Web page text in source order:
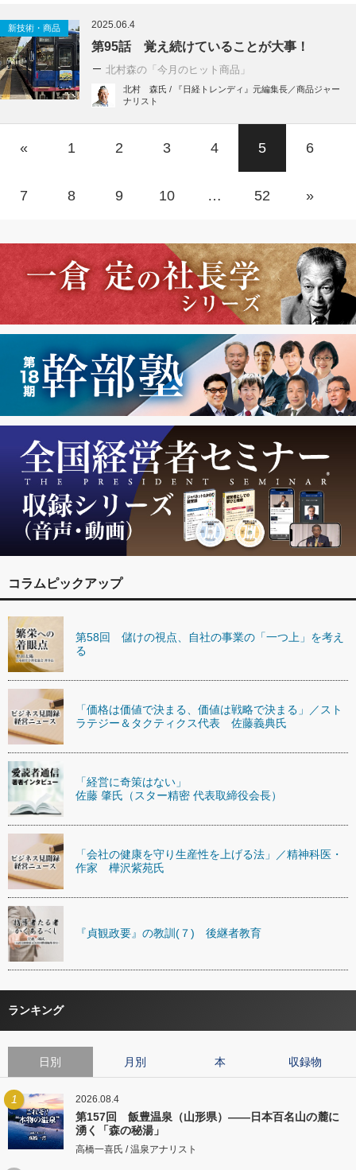
新技術・商品 2025.06.4
第95話 覚え続けていることが大事！
北村森の「今月のヒット商品」
北村 森氏 / 『日経トレンディ』元編集長／商品ジャー
ナリスト
« 1 2 3 4 5 6
7 8 9 10 … 52 »
コラムピックアップ
第58回 儲けの視点、自社の事業の「一つ上」を考え
る
「価格は価値で決まる、価値は戦略で決まる」／スト
ラテジー＆タクティクス代表 佐藤義典氏
「経営に奇策はない」
佐藤 肇氏（スター精密 代表取締役会長）
「会社の健康を守り生産性を上げる法」／精神科医・
作家 樺沢紫苑氏
『貞観政要』の教訓(７) 後継者教育
ランキング
日別 月別 本 収録物
1 2026.08.4
第157回 飯豊温泉（山形県）――日本百名山の麓に
湧く「森の秘湯」
高橋一喜氏 / 温泉アナリスト